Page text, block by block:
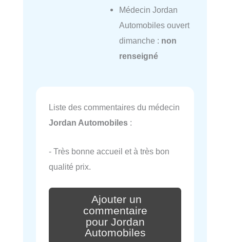
Médecin Jordan
Automobiles ouvert
dimanche : non
renseigné
Liste des commentaires du médecin
Jordan Automobiles :
- Très bonne accueil et à très bon
qualité prix.
Ajouter un
commentaire
pour Jordan
Automobiles